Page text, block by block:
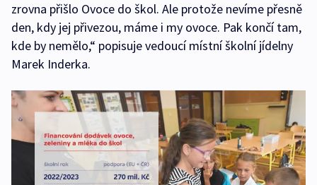
zrovna přišlo Ovoce do škol. Ale protože nevíme přesně
den, kdy jej přivezou, máme i my ovoce. Pak končí tam,
kde by nemělo,“ popisuje vedoucí místní školní jídelny
Marek Inderka.